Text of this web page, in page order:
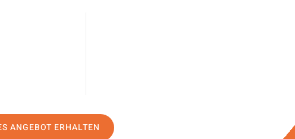
ANGEBOT ERHALTEN